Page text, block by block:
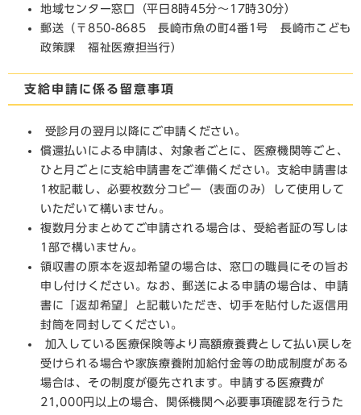
地域センター窓口（平日8時45分～17時30分）
郵送（〒850-8685 長崎市魚の町4番1号 長崎市こども
政策課 福祉医療担当行）
支給申請に係る留意事項
受診月の翌月以降にご申請ください。
償還払いによる申請は、対象者ごとに、医療機関等ごと、
ひと月ごとに支給申請書をご準備ください。支給申請書は
1枚記載し、必要枚数分コピー（表面のみ）して使用して
いただいて構いません。
複数月分まとめてご申請される場合は、受給者証の写しは
1部で構いません。
領収書の原本を返却希望の場合は、窓口の職員にその旨お
申し付けください。なお、郵送による申請の場合は、申請
書に「返却希望」と記載いただき、切手を貼付した返信用
封筒を同封してください。
加入している医療保険等より高額療養費として払い戻しを
受けられる場合や家族療養附加給付金等の助成制度がある
場合は、その制度が優先されます。申請する医療費が
21,000円以上の場合、関係機関へ必要事項確認を行うた